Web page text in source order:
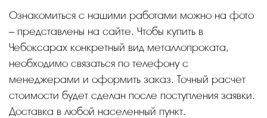
Ознакомиться с нашими работами можно на фото
– представлены на сайте. Чтобы купить в
Чебоксарах конкретный вид металлопроката,
необходимо связаться по телефону с
менеджерами и оформить заказ. Точный расчет
стоимости будет сделан после поступления заявки.
Доставка в любой населенный пункт.